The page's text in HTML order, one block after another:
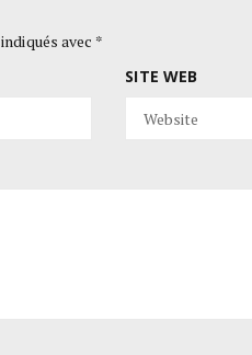
avec *
SITE WEB